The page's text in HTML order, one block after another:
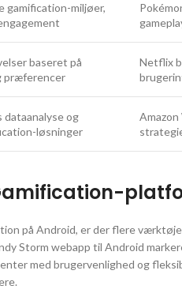
gamification-miljøer,
baseret på
præferencer
Netflix
og
løsninger
på Android, er der flere
Storm webapp til Android
med brugervenlighed og